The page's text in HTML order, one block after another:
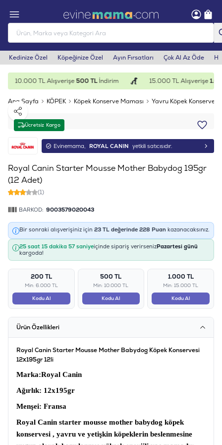
Kedinize Özel Köpeğinize Özel Ayın Fırsatları Çok Al Az Öde
10.000 TL Alışverişe500 TLİndirim 15.000 TL Alışverişe
Ana Sayfa KÖPEK Köpek Konserve Maması Yavru Köpek Konservesi
Ücretsiz Kargo
Paylaş
Evinemama, ROYAL CANIN yetkili satıcısıdır.
Royal Canin Starter Mousse Mother Babydog 195gr
(12 Adet)
(1)
BARKOD: 9003579020043
Bir sonraki alışverişiniz için 23 TL değerinde 228 Puan kazanacaksınız.
25 saat 15 dakika 57 saniyeiçinde sipariş verirsenizPazartesi günü
kargoda!
200 TL
Min: 6.000 TL
Kodu Al
500 TL
Min: 10.000 TL
Kodu Al
1.000 TL
Min: 15.000 TL
Kodu Al
Ürün Özellikleri
Royal Canin Starter Mousse Mother Babydog Köpek Konservesi
12x195gr 12li
Marka:Royal Canin
Ağırlık: 12x195gr
Menşei: Fransa
Royal Canin starter mousse mother babydog köpek
konservesi , yavru ve yetişkin köpeklerin beslenmesine